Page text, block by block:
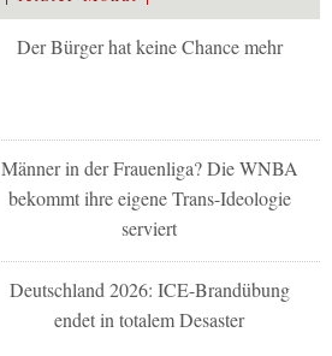
Der Bürger hat keine Chance mehr
Männer in der Frauenliga? Die WNBA
bekommt ihre eigene Trans-Ideologie
serviert
Deutschland 2026: ICE-Brandübung
endet in totalem Desaster